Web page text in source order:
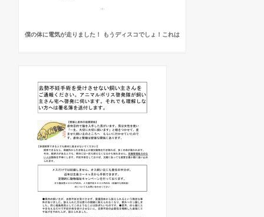
僕の体に電気が走りました！ もうディスコでしょ！これは